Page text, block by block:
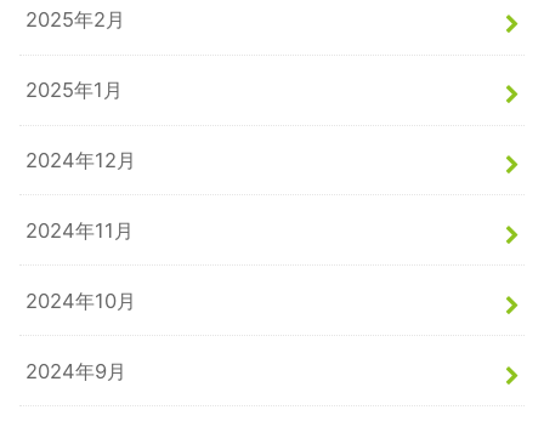
2025年2月
2025年1月
2024年12月
2024年11月
2024年10月
2024年9月